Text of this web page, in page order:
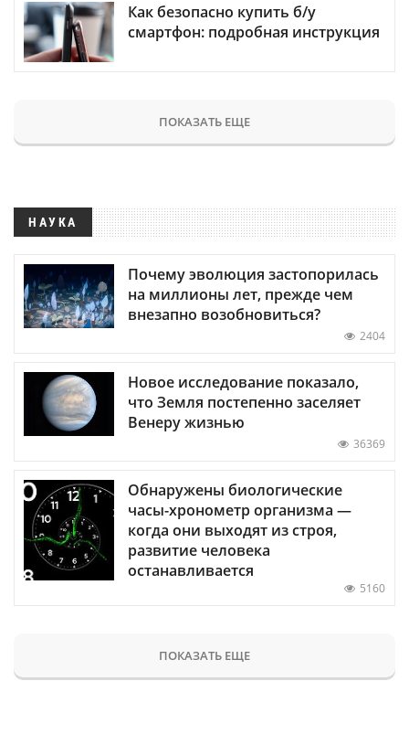
Как безопасно купить б/у
смартфон: подробная инструкция
ПОКАЗАТЬ ЕЩЕ
НАУКА
Почему эволюция застопорилась
на миллионы лет, прежде чем
внезапно возобновиться?
2404
Новое исследование показало,
что Земля постепенно заселяет
Венеру жизнью
36369
Обнаружены биологические
часы-хронометр организма —
когда они выходят из строя,
развитие человека
останавливается
5160
ПОКАЗАТЬ ЕЩЕ